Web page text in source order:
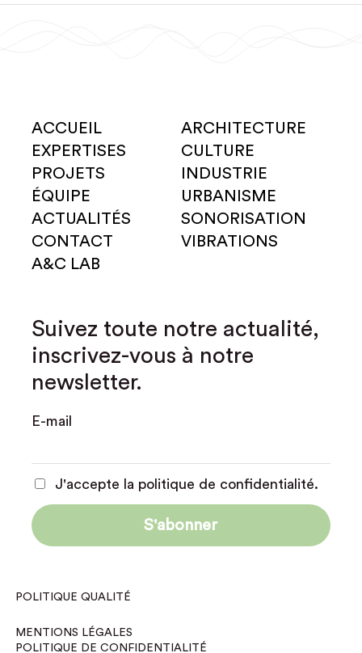
ACCUEIL
EXPERTISES
PROJETS
ÉQUIPE
ACTUALITÉS
CONTACT
A&C LAB
ARCHITECTURE
CULTURE
INDUSTRIE
URBANISME
SONORISATION
VIBRATIONS
Suivez toute notre actualité,
inscrivez-vous à notre
newsletter.
E-mail
J'accepte la politique de confidentialité.
POLITIQUE QUALITÉ
MENTIONS LÉGALES
POLITIQUE DE CONFIDENTIALITÉ